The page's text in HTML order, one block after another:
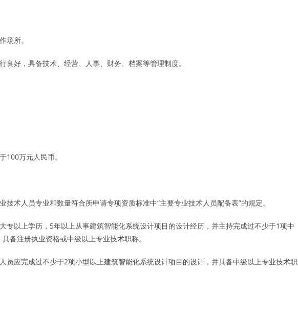
所。
好，具备技术、经营、人事、财务、档案等管理制度。
万元人民币。
术人员专业和数量符合所申请专项资质标准中“主要专业技术人员配备表”的规定。
以上学历，5年以上从事建筑智能化系统设计项目的设计经历，并主持完成过不少于1项中
备注册执业资格或中级以上专业技术职称。
应完成过不少于2项小型以上建筑智能化系统设计项目的设计，并具备中级以上专业技术职